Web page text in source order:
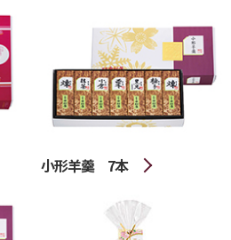
小形羊羹 7本